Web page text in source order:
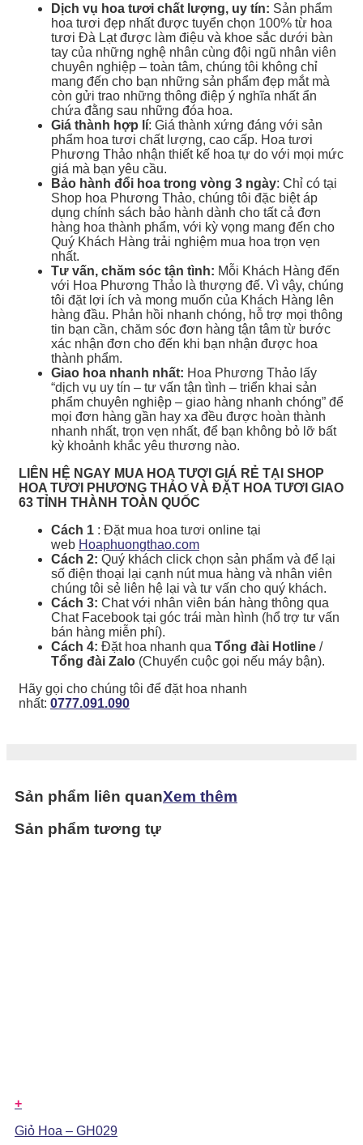
Dịch vụ hoa tươi chất lượng, uy tín: Sản phẩm
hoa tươi đẹp nhất được tuyển chọn 100% từ hoa
tươi Đà Lạt được làm điệu và khoe sắc dưới bàn
tay của những nghệ nhân cùng đội ngũ nhân viên
chuyên nghiệp – toàn tâm, chúng tôi không chỉ
mang đến cho bạn những sản phẩm đẹp mắt mà
còn gửi trao những thông điệp ý nghĩa nhất ẩn
chứa đằng sau những đóa hoa.
Giá thành hợp lí: Giá thành xứng đáng với sản
phẩm hoa tươi chất lượng, cao cấp. Hoa tươi
Phương Thảo nhận thiết kế hoa tự do với mọi mức
giá mà bạn yêu cầu.
Bảo hành đổi hoa trong vòng 3 ngày: Chỉ có tại
Shop hoa Phương Thảo, chúng tôi đặc biệt áp
dụng chính sách bảo hành dành cho tất cả đơn
hàng hoa thành phẩm, với kỳ vọng mang đến cho
Quý Khách Hàng trải nghiệm mua hoa trọn vẹn
nhất.
Tư vấn, chăm sóc tận tình: Mỗi Khách Hàng đến
với Hoa Phương Thảo là thượng đế. Vì vậy, chúng
tôi đặt lợi ích và mong muốn của Khách Hàng lên
hàng đầu. Phản hồi nhanh chóng, hỗ trợ mọi thông
tin bạn cần, chăm sóc đơn hàng tận tâm từ bước
xác nhận đơn cho đến khi bạn nhận được hoa
thành phẩm.
Giao hoa nhanh nhất: Hoa Phương Thảo lấy
“dịch vụ uy tín – tư vấn tận tình – triển khai sản
phẩm chuyên nghiệp – giao hàng nhanh chóng” để
mọi đơn hàng gần hay xa đều được hoàn thành
nhanh nhất, trọn vẹn nhất, để bạn không bỏ lỡ bất
kỳ khoảnh khắc yêu thương nào.
LIÊN HỆ NGAY MUA HOA TƯƠI GIÁ RẺ TẠI SHOP
HOA TƯƠI PHƯƠNG THẢO VÀ ĐẶT HOA TƯƠI GIAO
63 TỈNH THÀNH TOÀN QUỐC
Cách 1 : Đặt mua hoa tươi online tại
web Hoaphuongthao.com
Cách 2: Quý khách click chọn sản phẩm và để lại
số điện thoại lại cạnh nút mua hàng và nhân viên
chúng tôi sẻ liên hệ lại và tư vấn cho quý khách.
Cách 3: Chat với nhân viên bán hàng thông qua
Chat Facebook tại góc trái màn hình (hổ trợ tư vấn
bán hàng miễn phí).
Cách 4: Đặt hoa nhanh qua Tổng đài Hotline /
Tổng đài Zalo (Chuyển cuộc gọi nếu máy bận).
Hãy gọi cho chúng tôi để đặt hoa nhanh
nhất: 0777.091.090
Sản phẩm liên quanXem thêm
Sản phẩm tương tự
+
Giỏ Hoa – GH029